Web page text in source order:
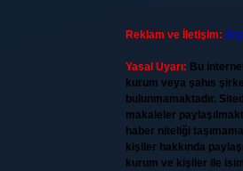
Reklam ve İletişim:
Yasal Uyarı: Bu
kurum veya şahıs
bulunmamaktadır.
makaleler
haber niteliği
kişiler hakkında
kurum ve kişiler ile